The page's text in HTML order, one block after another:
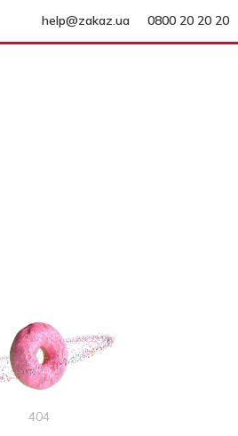
help@zakaz.ua 0800 20 20 20
404